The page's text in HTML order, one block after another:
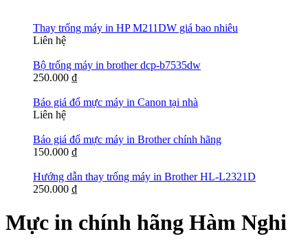
Thay trống máy in HP M211DW giá bao nhiêu
Liên hệ
Bộ trống máy in brother dcp-b7535dw
250.000 ₫
Báo giá đổ mực máy in Canon tại nhà
Liên hệ
Báo giá đổ mực máy in Brother chính hãng
150.000 ₫
Hướng dẫn thay trống máy in Brother HL-L2321D
250.000 ₫
Mực in chính hãng Hàm Nghi